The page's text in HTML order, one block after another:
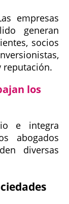
empresas
generan
socios
reputación.
los
e integra
abogados
diversas